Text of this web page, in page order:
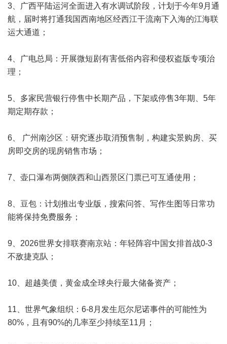
3、广西平陆运河全面进入有水调试阶段，计划于今年9月通
航，届时将打通我国西南地区经西江干流南下入海的江海联
运大通道；
4、广电总局：开展微短剧有害低俗内容和侵权盗版专项治
理；
5、多家民营银行停售中长期产品，下架或停售3年期、5年
期定期存款；
6、 广州南沙区：研究逐步取消预售制，构建实景购房、买
房即交房的现房销售市场；
7、壶口瀑布两侧陕西和山西景区门票已可互通使用；
8、豆包：计划推出专业版，搜索问答、写作生图等日常功
能将保持免费服务；
9、2026世界女排联赛南京站：年轻阵容中国女排首战0-3
不敌捷克队；
10、超越美债，黄金成全球央行最大储备资产；
11、世界气象组织：6-8月发生厄尔尼诺事件的可能性为
80%，且有90%的几率至少持续至11月；